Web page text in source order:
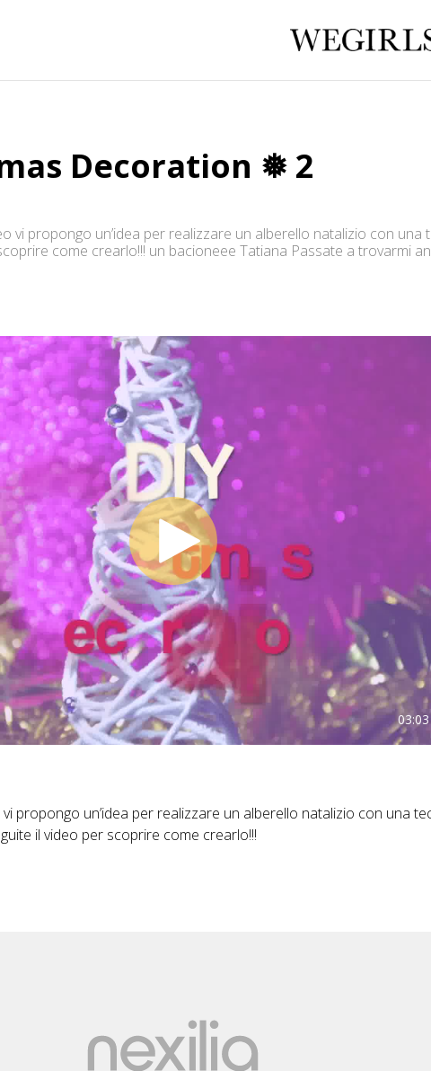
Decoration ❅ 2
vi propongo un’idea per realizzare un alberello natalizio con una
come crearlo!!! un bacioneee Tatiana Passate a trovarmi
✿ Fb: https://www.facebook.com/swirlsdesign10 ✿ Twitter:
contattarmi: infoswirlsdesign@gmail.com SONG: M U […]
03:03
propongo un’idea per realizzare un alberello natalizio con una
il video per scoprire come crearlo!!!